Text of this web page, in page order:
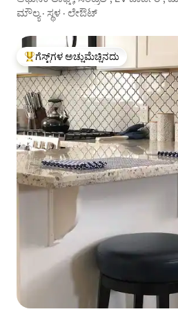
ಮೌಲ್ಯ· ಸ್ಥಳ · ಲೇಔಟ್
ಗೆಸ್ಟ್‌ಗಳಿಗೆ ಅತಿ ಹೆಚ್ಚು ಅಚ್ಚುಮೆಚ್ಚಿನದು
ಗೆಸ್ಟ್‌ಗಳ ಅಚ್ಚುಮೆಚ್ಚಿನದು